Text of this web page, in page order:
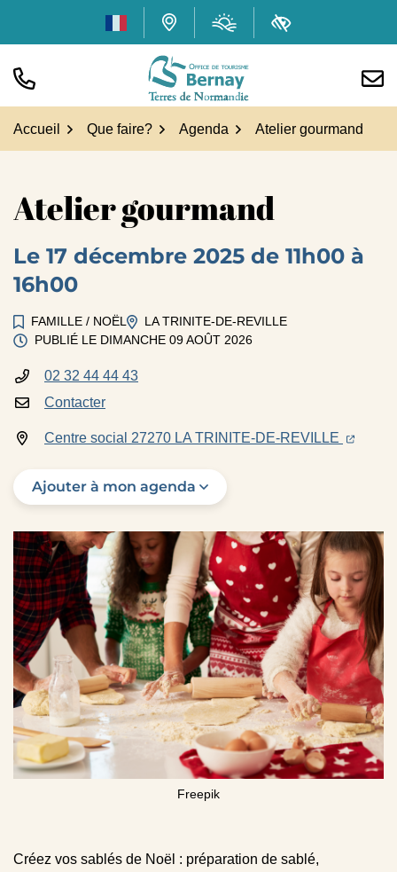
Carte interactive
Météo
(ouverture
Accessibilité
TÉL. Office de tourisme
Accueil Que faire? Agenda Atelier gourmand
Atelier gourmand
Le 17 décembre 2025 de 11h00 à
16h00
FAMILLE / NOËL
LA TRINITE-DE-REVILLE
PUBLIÉ LE DIMANCHE 09 AOÛT 2026
INFOS UTILES
02 32 44 44 43
Contacter
Centre social 27270 LA TRINITE-DE-REVILLE
Ajouter à mon agenda
Freepik
Créez vos sablés de Noël : préparation de sablé,